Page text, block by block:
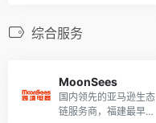
综合服务
MoonSees
国内领先的亚马逊生态
链服务商，福建最早的